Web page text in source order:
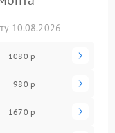
10.08.2026
1080 р
980 р
1670 р